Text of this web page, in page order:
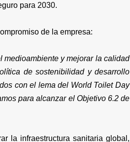
para 2030.
de la empresa:
medioambiente y mejorar la calidad
de sostenibilidad y desarrollo
con el lema del World Toilet Day
para alcanzar el Objetivo 6.2 de
la infraestructura sanitaria global,